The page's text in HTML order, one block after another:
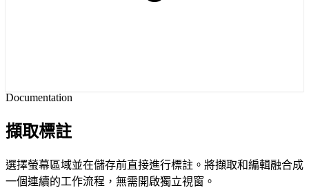
Documentation
擷取標註
選擇螢幕區域並在儲存前直接進行標註。將擷取和編輯融合成
一個連續的工作流程，無需開啟獨立視窗。